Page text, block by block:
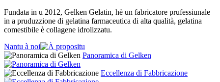
Fundata in u 2012, Gelken Gelatin, hè un fabricatore prufessiunale
in a pruduzzione di gelatina farmaceutica di alta qualità, gelatina
comestibile è collagene idrolizzatu.
Nantu à noi
Panoramica di Gelken
Eccellenza di Fabbricazione